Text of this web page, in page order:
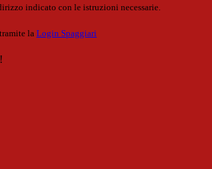
indicato con le istruzioni necessarie.
la Login Spaggiari